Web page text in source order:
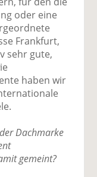
oder eine
Frankfurt,
sehr gute,
haben wir
Dachmarke
gemeint?